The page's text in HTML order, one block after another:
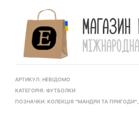
АРТИКУЛ: НЕВІДОМО
КАТЕГОРІЯ: ФУТБОЛКИ
ПОЗНАЧКИ: КОЛЕКЦІЯ "МАНДРИ ТА ПРИГОДИ",